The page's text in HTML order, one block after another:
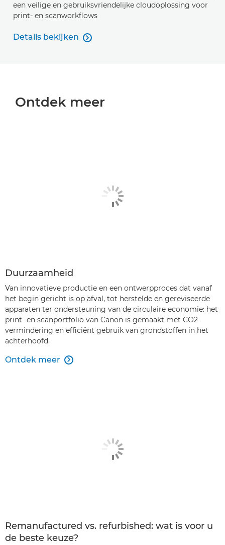
een veilige en gebruiksvriendelijke cloudoplossing voor
print- en scanworkflows
Details bekijken
Details bekijken

Ontdek meer
Duurzaamheid
Van innovatieve productie en een ontwerpproces dat vanaf
het begin gericht is op afval, tot herstelde en gereviseerde
apparaten ter ondersteuning van de circulaire economie: het
print- en scanportfolio van Canon is gemaakt met CO2-
vermindering en efficiënt gebruik van grondstoffen in het
achterhoofd.
Ontdek meer 
Remanufactured vs. refurbished: wat is voor u
de beste keuze?